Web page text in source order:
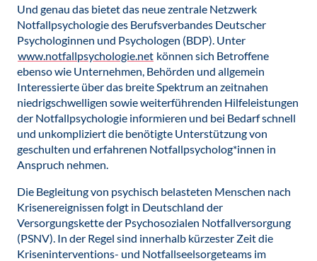
Und genau das bietet das neue zentrale Netzwerk
Notfallpsychologie des Berufsverbandes Deutscher
Psychologinnen und Psychologen (BDP). Unter
www.notfallpsychologie.net können sich Betroffene
ebenso wie Unternehmen, Behörden und allgemein
Interessierte über das breite Spektrum an zeitnahen
niedrigschwelligen sowie weiterführenden Hilfeleistungen
der Notfallpsychologie informieren und bei Bedarf schnell
und unkompliziert die benötigte Unterstützung von
geschulten und erfahrenen Notfallpsycholog*innen in
Anspruch nehmen.
Die Begleitung von psychisch belasteten Menschen nach
Krisenereignissen folgt in Deutschland der
Versorgungskette der Psychosozialen Notfallversorgung
(PSNV). In der Regel sind innerhalb kürzester Zeit die
Kriseninterventions- und Notfallseelsorgeteams im